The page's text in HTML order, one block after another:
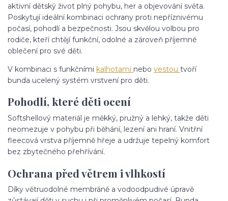
aktivní dětský život plný pohybu, her a objevování světa.
Poskytují ideální kombinaci ochrany proti nepříznivému
počasí, pohodlí a bezpečnosti. Jsou skvělou volbou pro
rodiče, kteří chtějí funkční, odolné a zároveň příjemné
oblečení pro své děti.
V kombinaci s funkčními kalhotami nebo vestou tvoří
bunda ucelený systém vrstvení pro děti.
Pohodlí, které děti ocení
Softshellový materiál je měkký, pružný a lehký, takže děti
neomezuje v pohybu při běhání, lezení ani hraní. Vnitřní
fleecová vrstva příjemně hřeje a udržuje tepelný komfort
bez zbytečného přehřívání.
Ochrana před větrem i vlhkostí
Díky větruodolné membráně a vodoodpudivé úpravě